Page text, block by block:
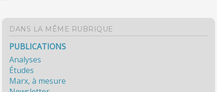
DANS LA MÊME RUBRIQUE
PUBLICATIONS
Analyses
Études
Marx, à mesure